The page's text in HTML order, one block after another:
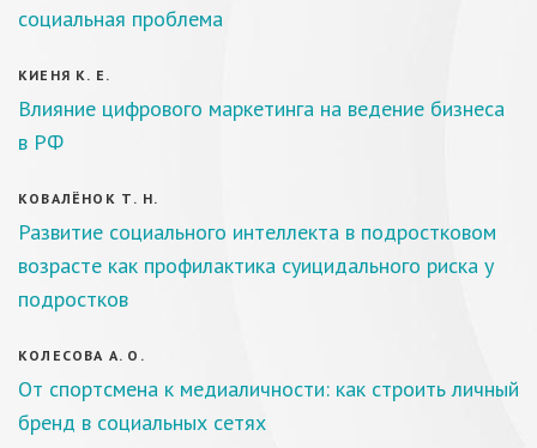
социальная проблема
КИЕНЯ К. Е.
Влияние цифрового маркетинга на ведение бизнеса
в РФ
КОВАЛЁНОК Т. Н.
Развитие социального интеллекта в подростковом
возрасте как профилактика суицидального риска у
подростков
КОЛЕСОВА А. О.
От спортсмена к медиаличности: как строить личный
бренд в социальных сетях